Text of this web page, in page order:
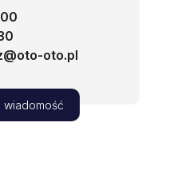
oto.pl
wiadomość